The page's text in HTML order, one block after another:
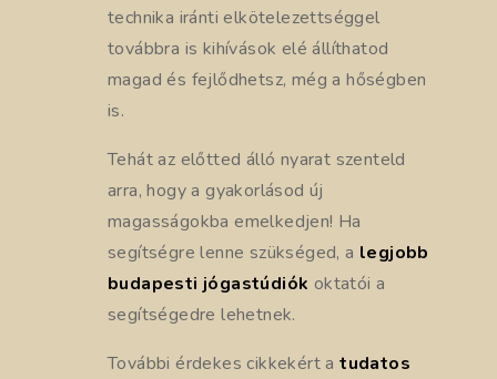
technika iránti elkötelezettséggel
továbbra is kihívások elé állíthatod
magad és fejlődhetsz, még a hőségben
is.
Tehát az előtted álló nyarat szenteld
arra, hogy a gyakorlásod új
magasságokba emelkedjen! Ha
segítségre lenne szükséged, a legjobb
budapesti jógastúdiók oktatói a
segítségedre lehetnek.
További érdekes cikkekért atudatos